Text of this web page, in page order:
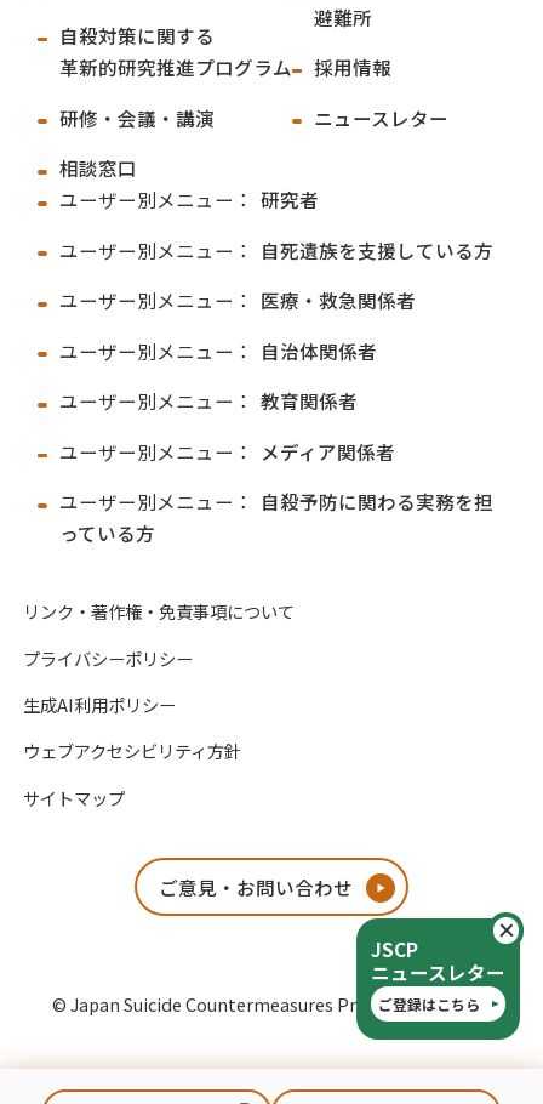
JSCP
ニュースレター
ご登録はこちら
自殺対策に関する
革新的研究推進プログラム
研修・会議・講演
相談窓口
避難所
採用情報
ニュースレター
ユーザー別メニュー： 研究者
ユーザー別メニュー：
自死遺族を支援している方
ユーザー別メニュー：
医療・救急関係者
ユーザー別メニュー：
自治体関係者
ユーザー別メニュー： 教育関係者
ユーザー別メニュー：
メディア関係者
ユーザー別メニュー：
自殺予防に関わる実務を担
っている方
リンク・著作権・免責事項について
プライバシーポリシー
生成AI利用ポリシー
ウェブアクセシビリティ方針
サイトマップ
ご意見・お問い合わせ
© Japan Suicide Countermeasures Promotion Center